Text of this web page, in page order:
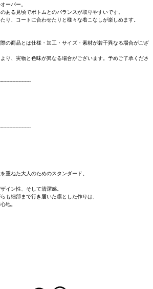
ーバー。
ある見頃でボトムとのバランスが取りやすいです。
り、コートに合わせたりと様々な着こなしが楽しめます。
の商品とは仕様・加工・サイズ・素材が若干異なる場合がござ
り、実物と色味が異なる場合がございます。予めご了承くださ
重ねた大人のためのスタンダード。
イン性、そして清潔感。
も細部まで行き届いた凛とした作りは、
地。